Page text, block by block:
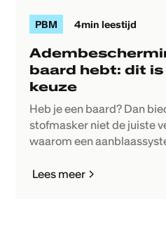
PBM 4min leestijd
baard hebt: dit
keuze
Heb je een baard? Dan
stofmasker niet de juiste
waarom een
Lees meer